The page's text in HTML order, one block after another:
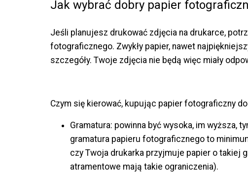
Jak wybrać dobry papier
Jeśli planujesz drukować zdjęcia na drukarce,
fotograficznego. Zwykły papier, nawet
szczegóły. Twoje zdjęcia nie będą więc miały
Czym się kierować, kupując papier fotograficzny
Gramatura: powinna być wysoka, im wyższa,
gramatura papieru fotograficznego to
czy Twoja drukarka przyjmuje papier o takiej
atramentowe mają takie ograniczenia).